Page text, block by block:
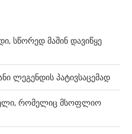
სწორედ მაშინ დავიწყე
ლეგენდის პატივსაცემად
რომელიც მსოფლიო